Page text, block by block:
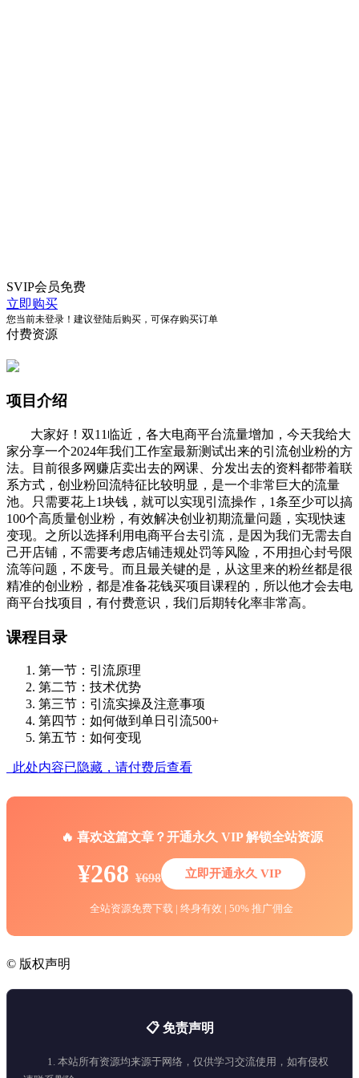
SVIP会员免费
立即购买
您当前未登录！建议登陆后购买，可保存购买订单
付费资源
项目介绍
大家好！双11临近，各大电商平台流量增加，今天我给大
家分享一个2024年我们工作室最新测试出来的引流创业粉的方
法。目前很多网赚店卖出去的网课、分发出去的资料都带着联
系方式，创业粉回流特征比较明显，是一个非常巨大的流量
池。只需要花上1块钱，就可以实现引流操作，1条至少可以搞
100个高质量创业粉，有效解决创业初期流量问题，实现快速
变现。之所以选择利用电商平台去引流，是因为我们无需去自
己开店铺，不需要考虑店铺违规处罚等风险，不用担心封号限
流等问题，不废号。而且最关键的是，从这里来的粉丝都是很
精准的创业粉，都是准备花钱买项目课程的，所以他才会去电
商平台找项目，有付费意识，我们后期转化率非常高。
课程目录
第一节：引流原理
第二节：技术优势
第三节：引流实操及注意事项
第四节：如何做到单日引流500+
第五节：如何变现
此处内容已隐藏，请付费后查看
🔥 喜欢这篇文章？开通永久 VIP 解锁全站资源
¥268 ¥698 立即开通永久 VIP
全站资源免费下载 | 终身有效 | 50% 推广佣金
© 版权声明
📋 免责声明
1. 本站所有资源均来源于网络，仅供学习交流使用，如有侵权